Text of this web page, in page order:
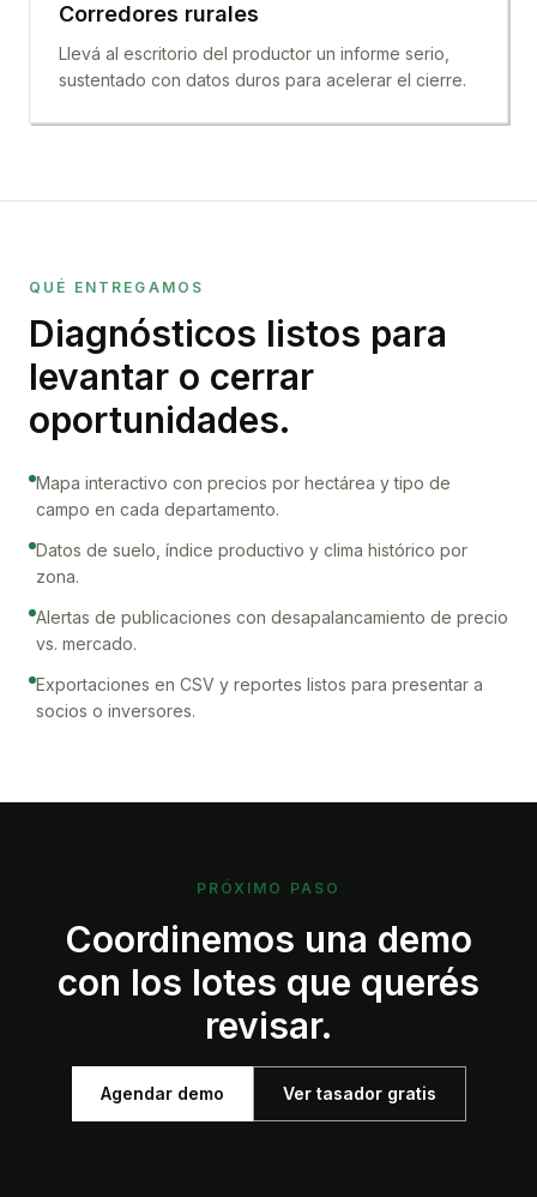
Corredores rurales
Llevá al escritorio del productor un informe serio,
sustentado con datos duros para acelerar el cierre.
QUÉ ENTREGAMOS
Diagnósticos listos para
levantar o cerrar
oportunidades.
Mapa interactivo con precios por hectárea y tipo de
campo en cada departamento.
Datos de suelo, índice productivo y clima histórico por
zona.
Alertas de publicaciones con desapalancamiento de precio
vs. mercado.
Exportaciones en CSV y reportes listos para presentar a
socios o inversores.
PRÓXIMO PASO
Coordinemos una demo
con los lotes que querés
revisar.
Agendar demo Ver tasador gratis